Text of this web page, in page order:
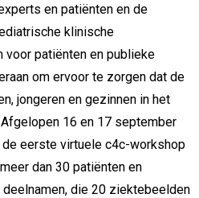
en patiënten en de
klinische
voor patiënten en publieke
om ervoor te zorgen dat de
jongeren en gezinnen in het
16 en 17 september
eerste virtuele c4c-workshop
meer dan 30 patiënten en
die 20 ziektebeelden